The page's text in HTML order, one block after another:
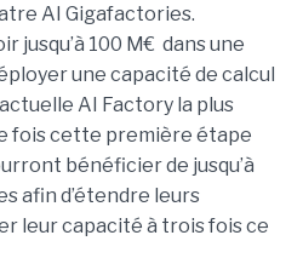
AI Gigafactories.
jusqu’à 100 M€ dans une
une capacité de calcul
AI Factory la plus
fois cette première étape
bénéficier de jusqu’à
afin d’étendre leurs
leur capacité à trois fois ce